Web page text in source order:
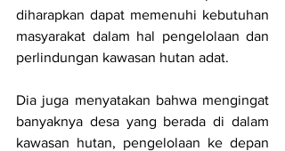
diharapkan dapat memenuhi kebutuhan
masyarakat dalam hal pengelolaan dan
perlindungan kawasan hutan adat.
Dia juga menyatakan bahwa mengingat
banyaknya desa yang berada di dalam
kawasan hutan, pengelolaan ke depan